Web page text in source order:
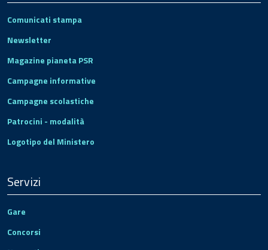
Comunicati stampa
Newsletter
Magazine pianeta PSR
Campagne informative
Campagne scolastiche
Patrocini - modalità
Logotipo del Ministero
Servizi
Gare
Concorsi